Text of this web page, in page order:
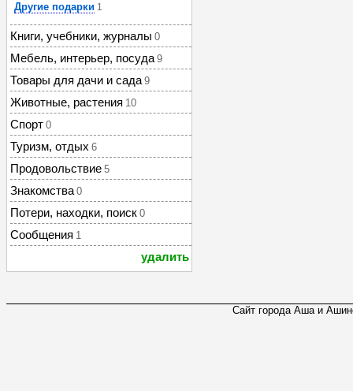
Другие подарки 1
Книги, учебники, журналы 0
Мебель, интерьер, посуда 9
Товары для дачи и сада 9
Животные, растения 10
Спорт 0
Туризм, отдых 6
Продовольствие 5
Знакомства 0
Потери, находки, поиск 0
Сообщения 1
удалить
Сайт города Аша и